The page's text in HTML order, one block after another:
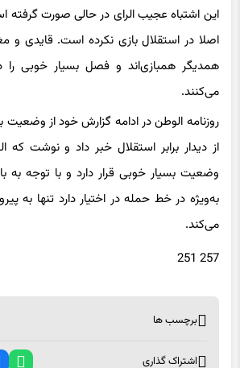
این اشتباه عجیب الرای در حالی صورت گرفته
اصلا در استقلال بازی نکرده است. قایدی و
همدیگر همبازی‌اند و فصل بسیار خوبی را
می‌کنند.
روزنامه الوطن در ادامه گزارش خود از وضعیت
از دیدار برابر استقلال خبر داد و نوشت که
وضعیت بسیار خوبی قرار دارد و با توجه به
به‌ویژه در خط حمله در اختیار دارد تنها به
می‌کند.
257 251
برچسب ها
اشتراک گذاری